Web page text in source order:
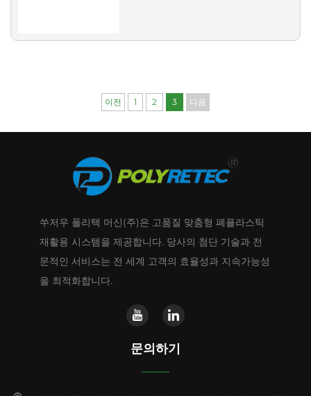
이전 1 2 3 다음
쑤저우 폴리텍 머신(주)은 고품질 맞춤형 폐플라스틱
재활용 시스템을 제공합니다. 당사의 첨단 기술과 전
문적인 서비스는 전 세계 고객의 효율성과 지속가능성
을 최적화합니다.
문의하기